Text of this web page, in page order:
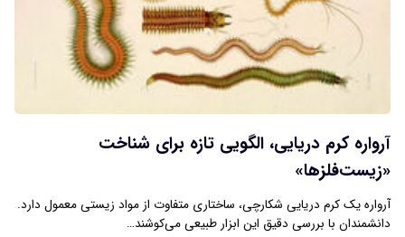
آرواره کرم دریایی، الگویی تازه برای شناخت
«زیست‌فلزها»
آرواره یک کرم دریایی شکارچی، ساختاری متفاوت از مواد زیستی معمول دارد.
دانشمندان با بررسی دقیق این ابزار طبیعی می‌کوشند…